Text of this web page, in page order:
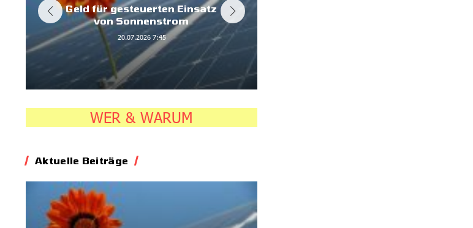
Geld für gesteuerten Einsatz
von Sonnenstrom
20.07.2026 7:45
WER & WARUM
Aktuelle Beiträge